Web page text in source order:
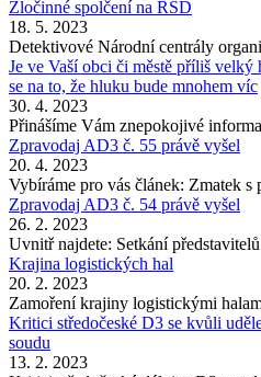
Zločinné spolčení na ŘSD
18. 5. 2023
Detektivové Národní centrály
Je ve Vaší obci či městě příliš
se na to, že hluku bude mnohem víc
30. 4. 2023
Přinášíme Vám znepokojivé
Zpravodaj AD3 č. 55 právě vyšel
20. 4. 2023
Vybíráme pro vás článek: Zmatek s
Zpravodaj AD3 č. 54 právě vyšel
26. 2. 2023
Uvnitř najdete: Setkání
Krajina logistických hal
20. 2. 2023
Zamoření krajiny logistickými
Kritici středočeské D3 se kvůli
soudu
13. 2. 2023